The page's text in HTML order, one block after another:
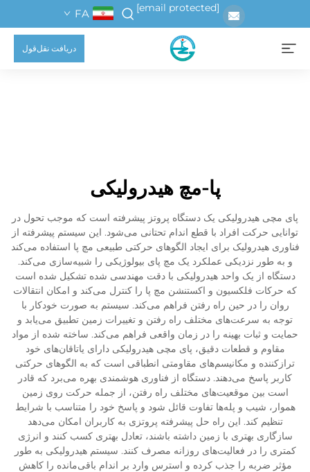
[email protected]
FA
دریافت نقل‌قول
پا-مچ هیدرولیکی
پای مچی هیدرولیکی یک دستگاه پروتز پیشرفته است که موجب تحول در
توانایی حرکت افراد با قطع اندام تحتانی می‌شود. این سیستم پیشرفته از
فناوری هیدرولیک برای ایجاد الگوهای حرکتی طبیعی مچ پا استفاده می‌کند
و به طور نزدیکی عملکرد یک مچ پای بیولوژیکی را شبیه‌سازی می‌کند.
دستگاه از یک واحد هیدرولیکی با دقت مهندسی شده تشکیل شده است
که حرکات فلکسیون و اکستنشن مچ پا را کنترل می‌کند و امکان انتقالات
روان را در حین راه رفتن فراهم می‌کند. سیستم به صورت خودکار با
توجه به سرعت‌های مختلف راه رفتن و تغییرات زمین تطبیق می‌یابد و
حمایت و ثبات بهینه را در زمان واقعی فراهم می‌کند. ساخته شده از مواد
مقاوم و قطعات دقیق، پای مچی هیدرولیکی دارای یاتاقان‌های خود
ترازکننده و مکانیسم‌های مقاومتی انطباقی است که به الگوهای حرکتی
کاربر پاسخ می‌دهند. دستگاه از فناوری هوشمندی بهره می‌برد که قادر
است بین موقعیت‌های مختلف راه رفتن، از جمله حرکت روی زمین
هموار، شیب و پله‌ها تفاوت قائل شود و پاسخ خود را متناسب با شرایط
تنظیم کند. این راه حل پیشرفته پروتزی به کاربران امکان می‌دهد
سازگاری بهتری با زمین داشته باشند، تعادل بهتری کسب کنند و انرژی
کمتری را در فعالیت‌های روزانه مصرف کنند. سیستم هیدرولیکی به طور
مؤثر ضربه را جذب کرده و استرس وارد بر اندام باقی‌مانده را کاهش